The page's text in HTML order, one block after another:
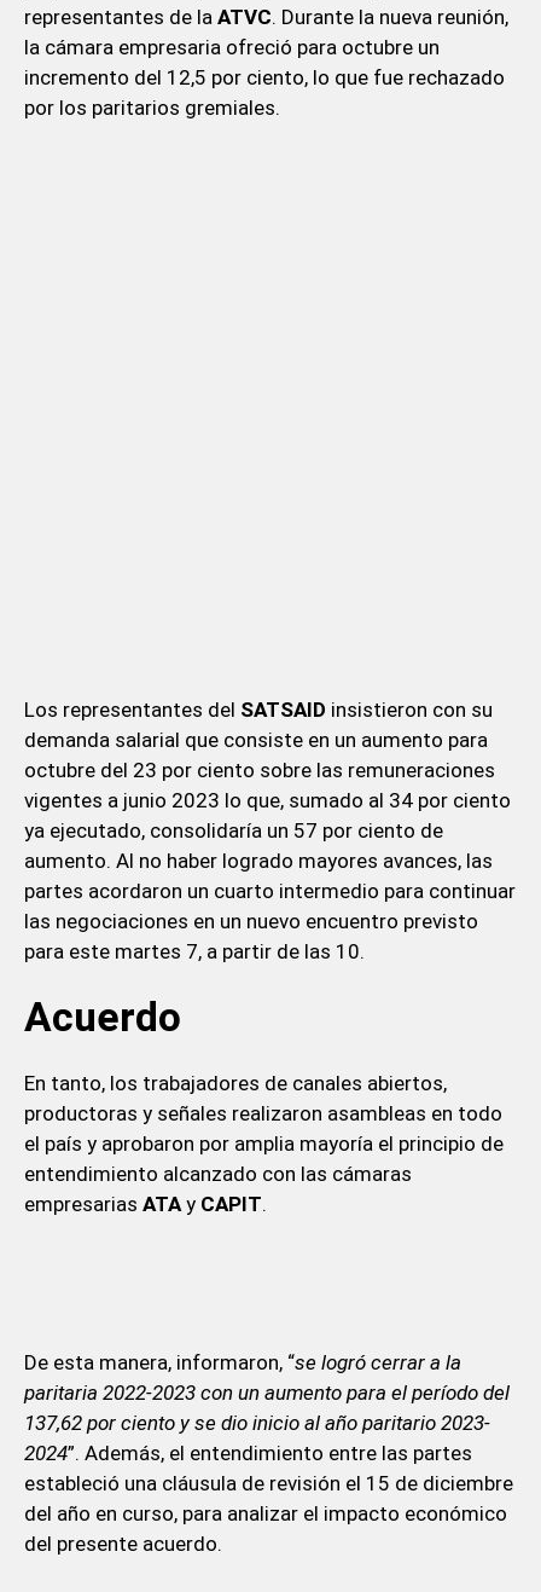
representantes de la ATVC. Durante la nueva reunión,
la cámara empresaria ofreció para octubre un
incremento del 12,5 por ciento, lo que fue rechazado
por los paritarios gremiales.
Los representantes del SATSAID insistieron con su
demanda salarial que consiste en un aumento para
octubre del 23 por ciento sobre las remuneraciones
vigentes a junio 2023 lo que, sumado al 34 por ciento
ya ejecutado, consolidaría un 57 por ciento de
aumento. Al no haber logrado mayores avances, las
partes acordaron un cuarto intermedio para continuar
las negociaciones en un nuevo encuentro previsto
para este martes 7, a partir de las 10.
Acuerdo
En tanto, los trabajadores de canales abiertos,
productoras y señales realizaron asambleas en todo
el país y aprobaron por amplia mayoría el principio de
entendimiento alcanzado con las cámaras
empresarias ATAy CAPIT.
De esta manera, informaron, “se logró cerrar a la
paritaria 2022-2023 con un aumento para el período del
137,62 por ciento y se dio inicio al año paritario 2023-
2024”. Además, el entendimiento entre las partes
estableció una cláusula de revisión el 15 de diciembre
del año en curso, para analizar el impacto económico
del presente acuerdo.